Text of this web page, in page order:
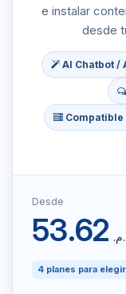
e instalar
desde
AI Chatbot /
Compatible
Desde
53.62
4 planes para elegir